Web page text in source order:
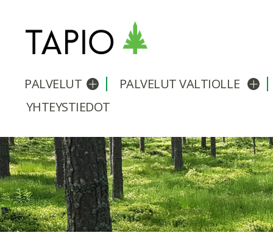
PALVELUT Avaa/sulje alavalikko
PALVELUT VALTIOLLE
YHTEYSTIEDOT